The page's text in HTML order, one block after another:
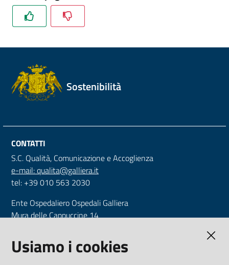
Sostenibilità
CONTATTI
S.C. Qualità, Comunicazione e Accoglienza
e-mail: qualita@galliera.it
tel: +39 010 563 2030
Ente Ospedaliero Ospedali Galliera
Mura delle Cappuccine 14
Tel. +39 010 56321
CF e P.IVA: 00557720109
Usiamo i cookies